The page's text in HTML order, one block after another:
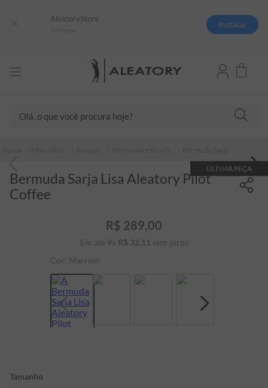
AleatoryStore
Instalar
ÚLTIMA PEÇA
Bermuda Sarja Lisa Aleatory Pilot
Coffee
R$ 289,00
Em até 9x R$ 32,11 sem juros
Cor: Marrom
Tamanho
camisas polo
º
camiseta listrada
4º
camiseta
5º
pima
7º
bermuda